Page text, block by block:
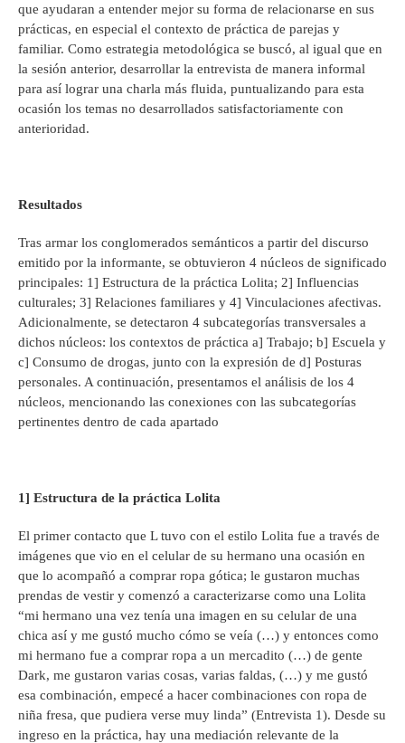
que ayudaran a entender mejor su forma de relacionarse en sus
prácticas, en especial el contexto de práctica de parejas y
familiar. Como estrategia metodológica se buscó, al igual que en
la sesión anterior, desarrollar la entrevista de manera informal
para así lograr una charla más fluida, puntualizando para esta
ocasión los temas no desarrollados satisfactoriamente con
anterioridad.
Resultados
Tras armar los conglomerados semánticos a partir del discurso
emitido por la informante, se obtuvieron 4 núcleos de significado
principales: 1] Estructura de la práctica Lolita; 2] Influencias
culturales; 3] Relaciones familiares y 4] Vinculaciones afectivas.
Adicionalmente, se detectaron 4 subcategorías transversales a
dichos núcleos: los contextos de práctica a] Trabajo; b] Escuela y
c] Consumo de drogas, junto con la expresión de d] Posturas
personales. A continuación, presentamos el análisis de los 4
núcleos, mencionando las conexiones con las subcategorías
pertinentes dentro de cada apartado
1] Estructura de la práctica Lolita
El primer contacto que L tuvo con el estilo Lolita fue a través de
imágenes que vio en el celular de su hermano una ocasión en
que lo acompañó a comprar ropa gótica; le gustaron muchas
prendas de vestir y comenzó a caracterizarse como una Lolita
“mi hermano una vez tenía una imagen en su celular de una
chica así y me gustó mucho cómo se veía (…) y entonces como
mi hermano fue a comprar ropa a un mercadito (…) de gente
Dark, me gustaron varias cosas, varias faldas, (…) y me gustó
esa combinación, empecé a hacer combinaciones con ropa de
niña fresa, que pudiera verse muy linda” (Entrevista 1). Desde su
ingreso en la práctica, hay una mediación relevante de la